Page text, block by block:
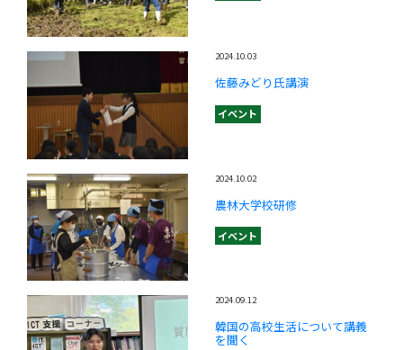
2024.10.03
佐藤みどり氏講演
イベント
2024.10.02
農林大学校研修
イベント
2024.09.12
韓国の高校生活について講義
を聞く